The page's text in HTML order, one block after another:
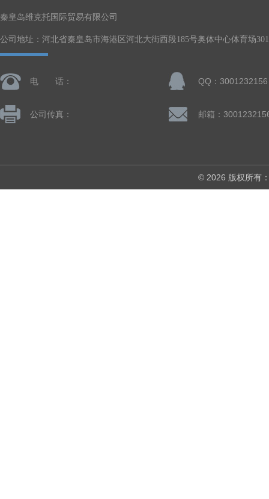
秦皇岛维克托国际贸易有限公司
公司地址：河北省秦皇岛市海港区河北大街西段185号奥体中心体育场
电 话： QQ：3001232156
公司传真： 邮箱：
© 2026 版权所有